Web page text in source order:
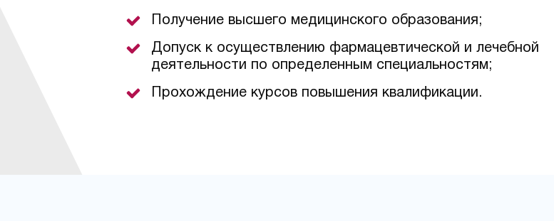
Получение высшего медицинского образования;
Допуск к осуществлению фармацевтической и лечебной
деятельности по определенным специальностям;
Прохождение курсов повышения квалификации.